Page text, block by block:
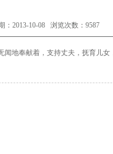
2013-10-08 浏览次数：9587
闻地奉献着，支持丈夫，抚育儿